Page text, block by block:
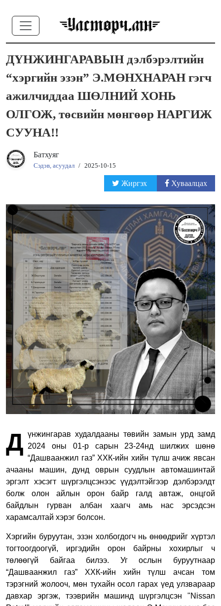
ДҮНЖИНГАРАВЫН дэлбэрэлтийн
“хэргийн эзэн” Э.МӨНХНАРАН гэгч
ажилчиддаа ШӨЛНИЙ ХОНЬ
ОЛГОЖ, төсвийн мөнгөөр НАРГИЖ
СУУНА!!
Батхуяг
Сэдэв, асуудал / 2025-10-15
Жиргэх Хуваалцах
Д үнжингарав худалдааны төвийн замын урд замд
2024 оны 01-р сарын 23-24нд шилжих шөнө
“Дашваанжил газ” ХХК-ийн хийн түлш ачиж явсан
ачааны машин, дунд оврын суудлын автомашинтай
эргэлт хэсэгт шүргэлцсэнээс үүдэлтэйгээр дэлбэрэлдт
болж олон айлын орон байр галд автаж, онцгой
байдлын гурван албан хаагч амь нас эрсэдсэн
харамсалтай хэрэг болсон.
Хэргийн буруутан, эзэн холбогдогч нь өнөөдрийг хүртэл
тогтоогдоогүй, иргэдийн орон байрны хохирлыг ч
төлөөгүй байгаа билээ. Уг ослын буруутнаар
“Дашваанжил газ” ХХК-ийн хийн түлш ачсан том
тэрэгний жолооч, мөн тухайн осол гарах үед улзвараар
давхар эргэж, тээврийн машинд шүргэлцсэн "Nissan